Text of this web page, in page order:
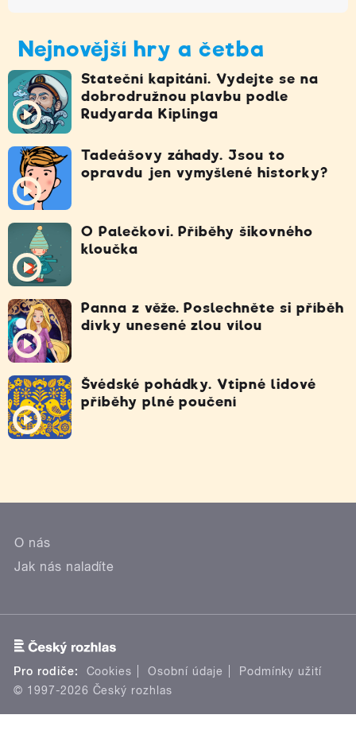
Nejnovější hry a četba
Stateční kapitáni. Vydejte se na
dobrodružnou plavbu podle
Rudyarda Kiplinga
Tadeášovy záhady. Jsou to
opravdu jen vymyšlené historky?
O Palečkovi. Příběhy šikovného
kloučka
Panna z věže. Poslechněte si příběh
dívky unesené zlou vílou
Švédské pohádky. Vtipné lidové
příběhy plné poučení
O nás
Jak nás naladíte
Pro rodiče: Cookies Osobní údaje
Podmínky užití
© 1997-2026 Český rozhlas